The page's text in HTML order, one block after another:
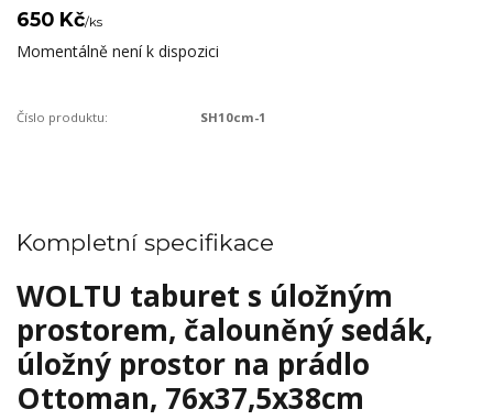
650 Kč/ks
Momentálně není k dispozici
Číslo produktu: SH10cm-1
Kompletní specifikace
WOLTU taburet s úložným
prostorem, čalouněný sedák,
úložný prostor na prádlo
Ottoman, 76x37,5x38cm